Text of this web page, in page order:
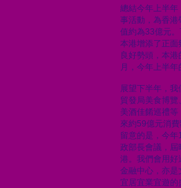
總結今年上半
事活動，為香
值約為33億元
本港增添了正面
良好勢頭，本
月，今年上半
展望下半年，
貿發局美食博
美酒佳餚巡禮
來約59億元消
留意的是，今
政部長會議，屆
港。我們會用好
金融中心，亦是
宜居宜業宜遊的